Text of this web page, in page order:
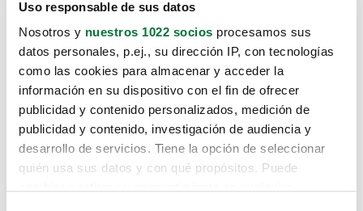
Uso responsable de sus datos
Nosotros y nuestros 1022 socios procesamos sus
datos personales, p.ej., su dirección IP, con tecnologías
como las cookies para almacenar y acceder la
información en su dispositivo con el fin de ofrecer
publicidad y contenido personalizados, medición de
publicidad y contenido, investigación de audiencia y
desarrollo de servicios. Tiene la opción de seleccionar
quién usa sus datos y con qué propósitos. Puede
Lo sentimos, no sabemos como
te hemos traido hasta aquí.
Pero puedes encontrar el coche que estás
buscando en alguno de estos enlaces: